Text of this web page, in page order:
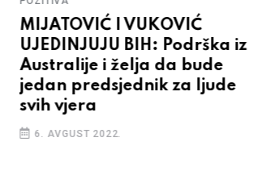
MIJATOVIĆ I VUKOVIĆ
UJEDINJUJU BIH: Podrška iz
Australije i želja da bude
jedan predsjednik za ljude
svih vjera
6. AVGUST 2022.